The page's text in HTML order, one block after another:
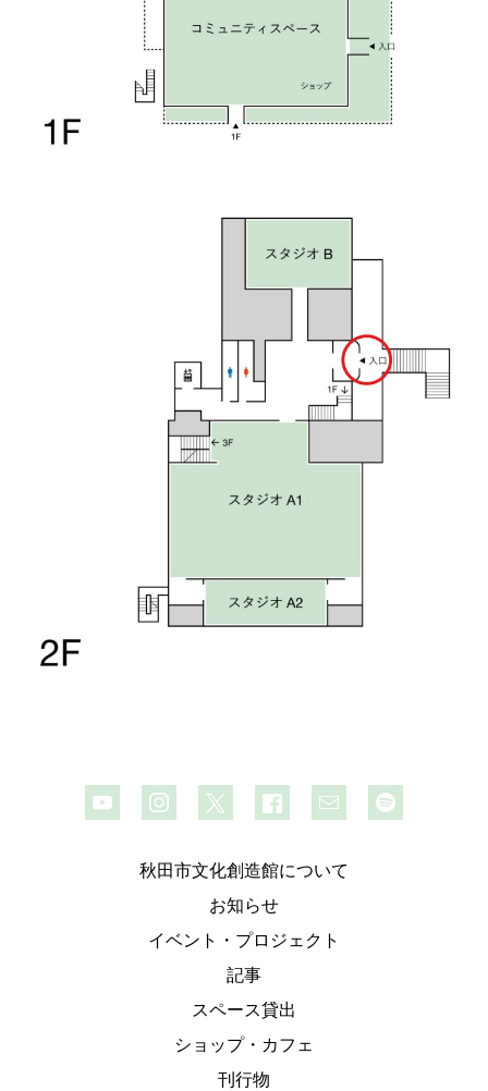
秋田市文化創造館について
お知らせ
イベント・プロジェクト
記事
スペース貸出
ショップ・カフェ
刊行物